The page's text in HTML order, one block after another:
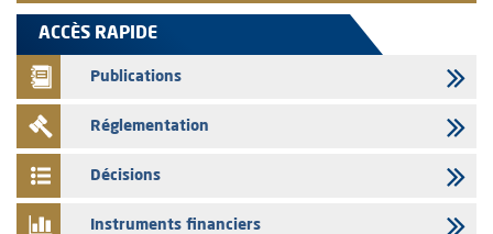
L’AMMC met sur son site internet les publications réalisées par les
émetteurs en date du 4 août 2026
03/08/2026
Saham Bank – Mise à jour annuelle du dossier d’information relatif au
programme d'émission de certificats de dépôt
L’AMMC met sur son site internet les publications réalisées par les
ACCÈS RAPIDE
Publications
Réglementation
Décisions
Instruments financiers